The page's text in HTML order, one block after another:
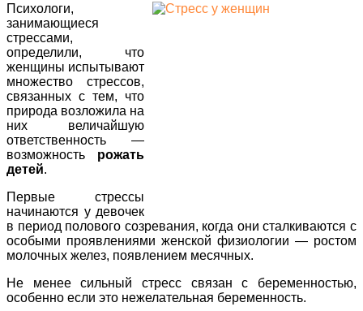
Психологи,
занимающиеся
стрессами,
определили, что
женщины испытывают
множество стрессов,
связанных с тем, что
природа возложила на
них величайшую
ответственность —
возможность рожать
детей.
Первые стрессы
начинаются у девочек
в период полового созревания, когда они сталкиваются с
особыми проявлениями женской физиологии — ростом
молочных желез, появлением месячных.
Не менее сильный стресс связан с беременностью,
особенно если это нежелательная беременность.